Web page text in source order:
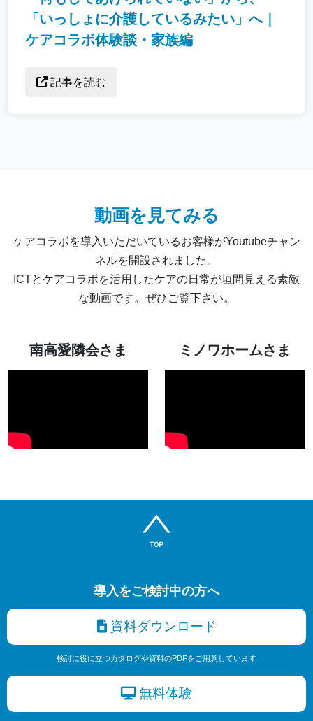
「いっしょに介護しているみたい」へ｜
ケアコラボ体験談・家族編
記事を読む
動画を見てみる
ケアコラボを導入いただいているお客様がYoutubeチャン
ネルを開設されました。
ICTとケアコラボを活用したケアの日常が垣間見える素敵
な動画です。ぜひご覧下さい。
南高愛隣会さま ミノワホームさま
導入をご検討中の方へ
資料ダウンロード
検討に役に立つカタログや資料のPDFをご用意しています
無料体験